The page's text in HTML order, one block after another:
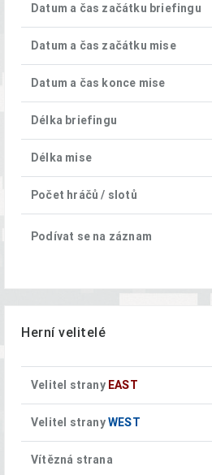
Datum a čas začátku briefingu
Datum a čas začátku mise
Datum a čas konce mise
Délka briefingu
Délka mise
Počet hráčů / slotů
Podívat se na záznam
Herní velitelé
Velitel strany EAST
Velitel stranyWEST
Vítězná strana